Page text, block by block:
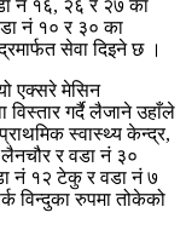
नं १६, २६ र २७ का
नं १० र ३० का
सेवा दिइने छ ।
एक्सरे मेसिन
गर्दै लैजाने उहाँले
स्वास्थ्य केन्द्र,
र वडा नं ३०
नं १२ टेकु र वडा नं ७
विन्दुका रुपमा तोकेको